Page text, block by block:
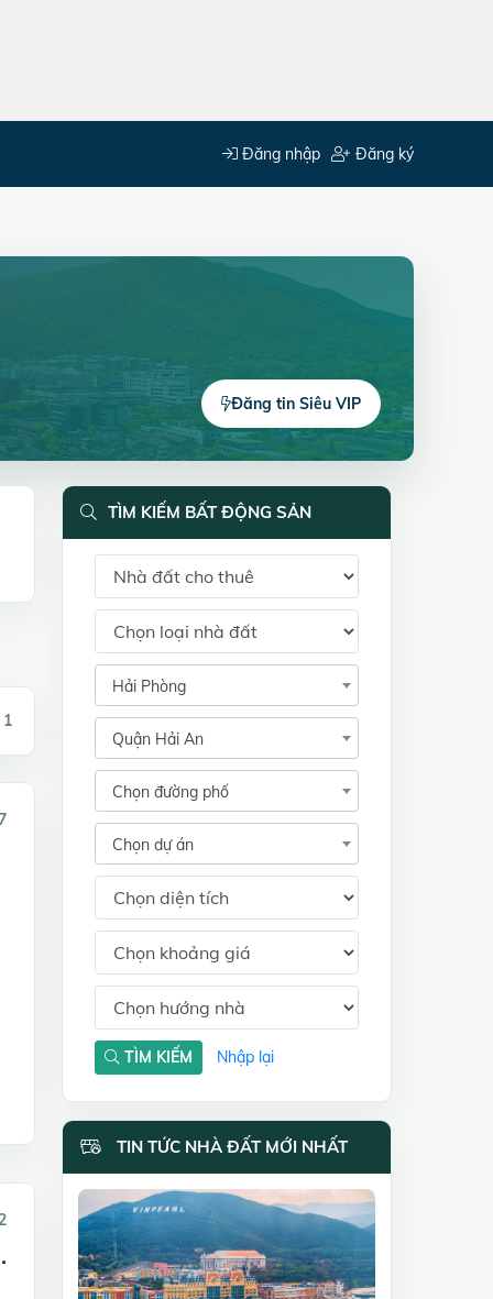
Đăng nhập Đăng ký
Đăng tin Siêu VIP
TÌM KIẾM BẤT ĐỘNG SẢN
Hải Phòng
Quận Hải An
Chọn đường phố
Chọn dự án
TÌM KIẾM Nhập lại
TIN TỨC NHÀ ĐẤT MỚI NHẤT